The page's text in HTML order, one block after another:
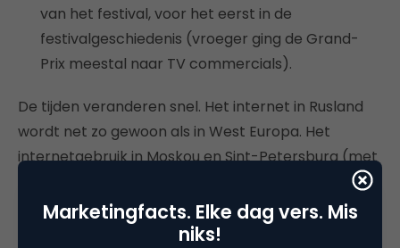
van het festival, voor het eerst in de
festivalgeschiedenis (vroeger ging de Grand-
Prix meestal naar TV commercials).
De tijden veranderen snel. Het internet in Rusland
wordt net zo gewoon als in West Europa. Het
internetgebruik in Moskou en Sint-Petersburg (met
Nederland) verschilt al nauwelijks van het
Nederlandse. En dit is goed nieuws voor
Marketingfacts. Elke dag vers. Mis
niks!